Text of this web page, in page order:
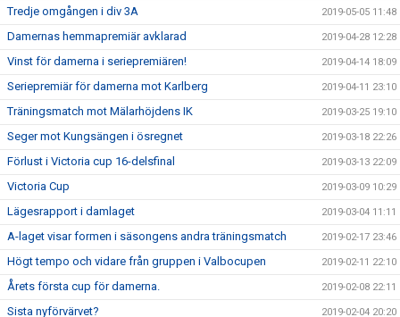
Tredje omgången i div 3A 2019-05-05 11:48
Damernas hemmapremiär avklarad 2019-04-28 12:28
Vinst för damerna i seriepremiären! 2019-04-14 18:09
Seriepremiär för damerna mot Karlberg 2019-04-11 23:10
Träningsmatch mot Mälarhöjdens IK 2019-03-25 19:10
Seger mot Kungsängen i ösregnet 2019-03-18 22:26
Förlust i Victoria cup 16-delsfinal 2019-03-13 22:09
Victoria Cup 2019-03-09 10:29
Lägesrapport i damlaget 2019-03-04 11:11
A-laget visar formen i säsongens andra träningsmatch 2019-02-17 23:46
Högt tempo och vidare från gruppen i Valbocupen 2019-02-11 22:10
Årets första cup för damerna. 2019-02-08 22:11
Sista nyförvärvet? 2019-02-04 20:20